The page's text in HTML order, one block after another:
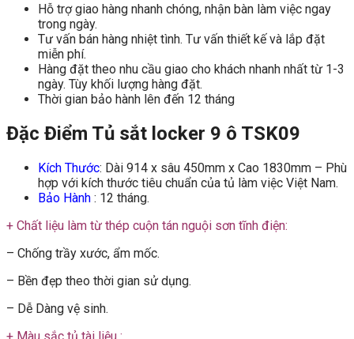
Hỗ trợ giao hàng nhanh chóng, nhận bàn làm việc ngay
trong ngày.
Tư vấn bán hàng nhiệt tình. Tư vấn thiết kế và lắp đặt
miễn phí.
Hàng đặt theo nhu cầu giao cho khách nhanh nhất từ 1-3
ngày. Tùy khối lượng hàng đặt.
Thời gian bảo hành lên đến 12 tháng
Đặc Điểm Tủ sắt locker 9 ô TSK09
Kích Thước: Dài 914 x sâu 450mm x Cao 1830mm – Phù
hợp với kích thước tiêu chuẩn của tủ làm việc Việt Nam.
Bảo Hành : 12 tháng.
+ Chất liệu làm từ thép cuộn tán nguội sơn tĩnh điện:
– Chống trầy xước, ẩm mốc.
– Bền đẹp theo thời gian sử dụng.
– Dễ Dàng vệ sinh.
+ Màu sắc tủ tài liệu :